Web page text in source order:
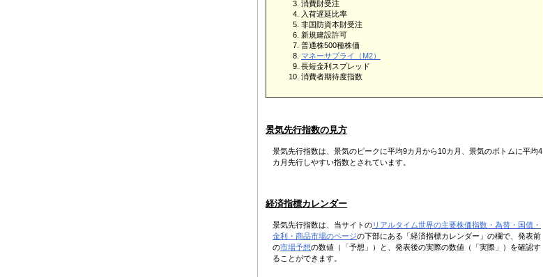
消費財受注
入荷遅延比率
非国防資本財受注
新規建設許可
普通株500種株価
マネーサプライ（M2）
長短金利スプレッド
消費者期待度指数
景気先行指数の見方
景気先行指数は、景気のピークに平均9カ月から10カ月、景気のボトムに平均4
カ月先行しやすい指数とされています。
経済指標カレンダー
景気先行指数は、当サイトのリアルタイム世界の主要株価指数・為替・国債・
金利・商品市場のページの下部にある「経済指標カレンダー」の欄で、発表前
の市場予想の数値（「予想」）と、発表後の実際の数値（「実際」）を確認す
ることができます。